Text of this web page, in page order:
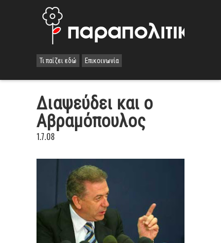
Τι παίζει εδώ Επικοινωνία
Διαψεύδει και ο
Αβραμόπουλος
1.7.08